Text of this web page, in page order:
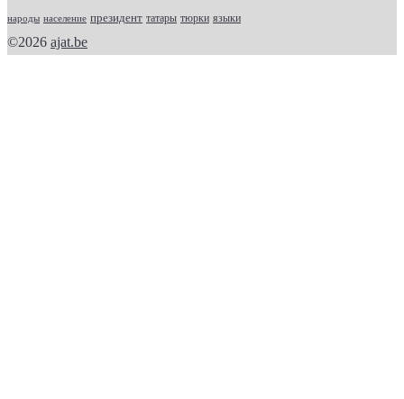
народы население президент татары тюрки языки
©2026 ajat.be